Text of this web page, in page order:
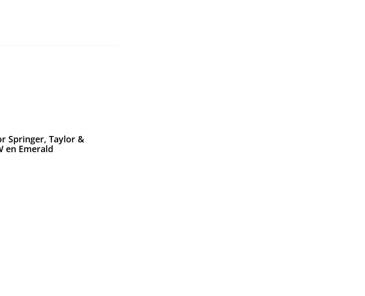
Springer, Taylor &
en Emerald